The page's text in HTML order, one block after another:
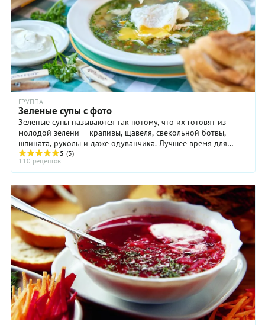
ГРУППА
Зеленые супы с фото
Зеленые супы называются так потому, что их готовят из
молодой зелени – крапивы, щавеля, свекольной ботвы,
шпината, руколы и даже одуванчика. Лучшее время для
зеленых супов – май и начало июня, когда в ...
5 (3)
110 рецептов